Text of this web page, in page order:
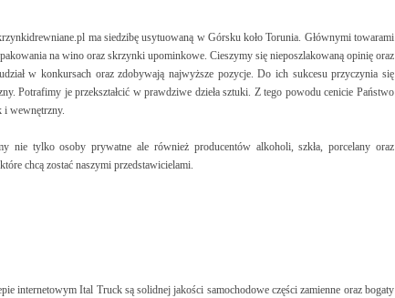
ma siedzibę usytuowaną w Górsku koło Torunia. Głównymi towarami
na wino oraz skrzynki upominkowe. Cieszymy się nieposzlakowaną opinię oraz
w konkursach oraz zdobywają najwyższe pozycje. Do ich sukcesu przyczynia się
Potrafimy je przekształcić w prawdziwe dzieła sztuki. Z tego powodu cenicie Państwo
i wewnętrzny.
nie tylko osoby prywatne ale również producentów alkoholi, szkła, porcelany oraz
chcą zostać naszymi przedstawicielami.
internetowym Ital Truck są solidnej jakości samochodowe części zamienne oraz bogaty